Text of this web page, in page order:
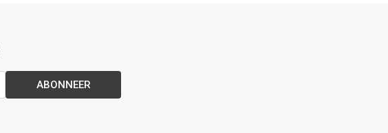
ABONNEER